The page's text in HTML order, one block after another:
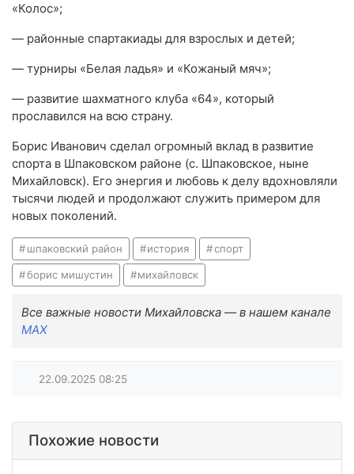
«Колос»;
— районные спартакиады для взрослых и детей;
— турниры «Белая ладья» и «Кожаный мяч»;
— развитие шахматного клуба «64», который
прославился на всю страну.
Борис Иванович сделал огромный вклад в развитие
спорта в Шпаковском районе (с. Шпаковское, ныне
Михайловск). Его энергия и любовь к делу вдохновляли
тысячи людей и продолжают служить примером для
новых поколений.
шпаковский район история спорт
борис мишустин михайловск
Все важные новости Михайловска — в нашем канале
MAX
22.09.2025 08:25
Похожие новости